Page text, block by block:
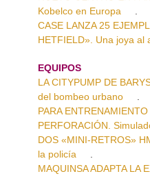
Kobelco en Europa
CASE LANZA 25
HETFIELD». Una joya al
EQUIPOS
LA CITYPUMP DE
del bombeo urbano
PARA
PERFORACIÓN.
DOS «MINI-RETROS»
la policía
MAQUINSA ADAPTA LA